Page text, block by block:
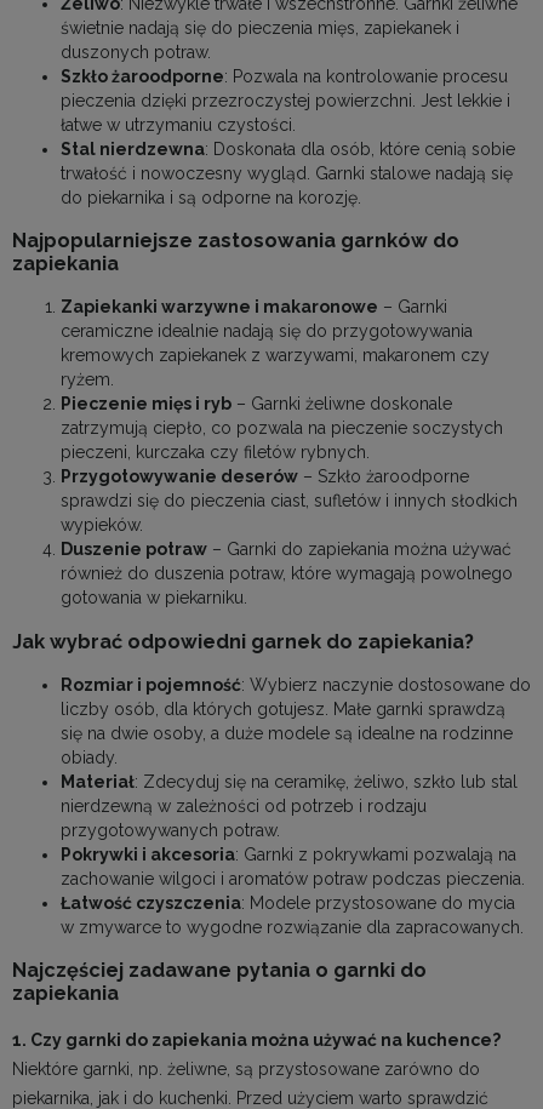
świetnie nadają się do pieczenia mięs, zapiekanek i
duszonych potraw.
Szkło żaroodporne: Pozwala na kontrolowanie procesu
pieczenia dzięki przezroczystej powierzchni. Jest lekkie i
łatwe w utrzymaniu czystości.
Stal nierdzewna: Doskonała dla osób, które cenią sobie
trwałość i nowoczesny wygląd. Garnki stalowe nadają się
do piekarnika i są odporne na korozję.
Najpopularniejsze zastosowania garnków do
zapiekania
Zapiekanki warzywne i makaronowe – Garnki
ceramiczne idealnie nadają się do przygotowywania
kremowych zapiekanek z warzywami, makaronem czy
ryżem.
Pieczenie mięs i ryb – Garnki żeliwne doskonale
zatrzymują ciepło, co pozwala na pieczenie soczystych
pieczeni, kurczaka czy filetów rybnych.
Przygotowywanie deserów – Szkło żaroodporne
sprawdzi się do pieczenia ciast, sufletów i innych słodkich
wypieków.
Duszenie potraw – Garnki do zapiekania można używać
również do duszenia potraw, które wymagają powolnego
gotowania w piekarniku.
Jak wybrać odpowiedni garnek do zapiekania?
Rozmiar i pojemność: Wybierz naczynie dostosowane do
liczby osób, dla których gotujesz. Małe garnki sprawdzą
się na dwie osoby, a duże modele są idealne na rodzinne
obiady.
Materiał: Zdecyduj się na ceramikę, żeliwo, szkło lub stal
nierdzewną w zależności od potrzeb i rodzaju
przygotowywanych potraw.
Pokrywki i akcesoria: Garnki z pokrywkami pozwalają na
zachowanie wilgoci i aromatów potraw podczas pieczenia.
Łatwość czyszczenia: Modele przystosowane do mycia
w zmywarce to wygodne rozwiązanie dla zapracowanych.
Najczęściej zadawane pytania o garnki do
zapiekania
1. Czy garnki do zapiekania można używać na kuchence?
Niektóre garnki, np. żeliwne, są przystosowane zarówno do
piekarnika, jak i do kuchenki. Przed użyciem warto sprawdzić